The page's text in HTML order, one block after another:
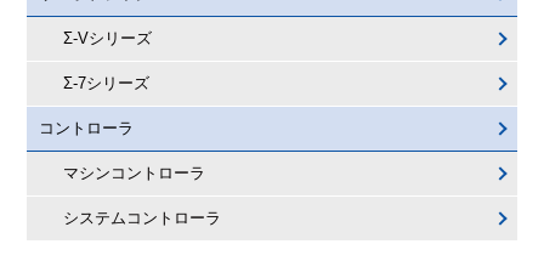
Σ-Vシリーズ
Σ-7シリーズ
コントローラ
マシンコントローラ
システムコントローラ